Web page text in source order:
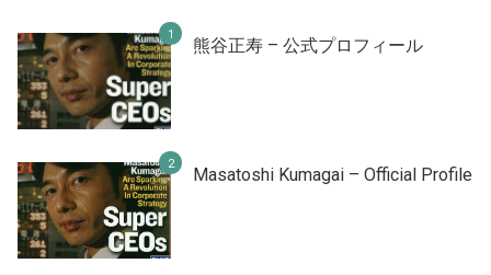
熊谷正寿 – 公式プロフィール
Masatoshi Kumagai – Official Profile